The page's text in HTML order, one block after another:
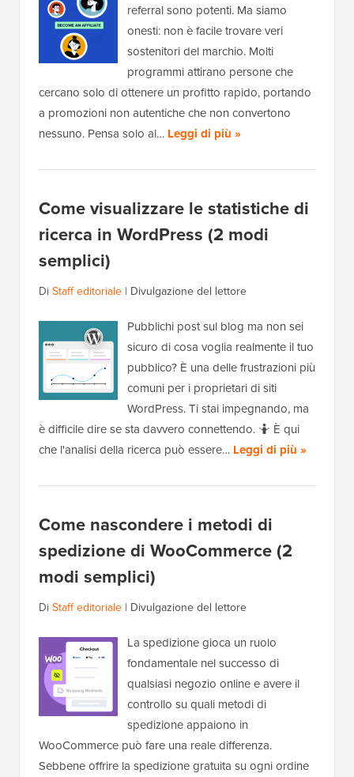
referral sono potenti. Ma siamo
onesti: non è facile trovare veri
sostenitori del marchio. Molti
programmi attirano persone che
cercano solo di ottenere un profitto rapido, portando
a promozioni non autentiche che non convertono
nessuno. Pensa solo al… Leggi di più »
Come visualizzare le statistiche di
ricerca in WordPress (2 modi
semplici)
DiStaff editoriale | Divulgazione del lettore
Pubblichi post sul blog ma non sei
sicuro di cosa voglia realmente il tuo
pubblico? È una delle frustrazioni più
comuni per i proprietari di siti
WordPress. Ti stai impegnando, ma
è difficile dire se sta davvero connettendo. 🤷 È qui
che l'analisi della ricerca può essere… Leggi di più »
Come nascondere i metodi di
spedizione di WooCommerce (2
modi semplici)
DiStaff editoriale | Divulgazione del lettore
La spedizione gioca un ruolo
fondamentale nel successo di
qualsiasi negozio online e avere il
controllo su quali metodi di
spedizione appaiono in
WooCommerce può fare una reale differenza.
Sebbene offrire la spedizione gratuita su ogni ordine